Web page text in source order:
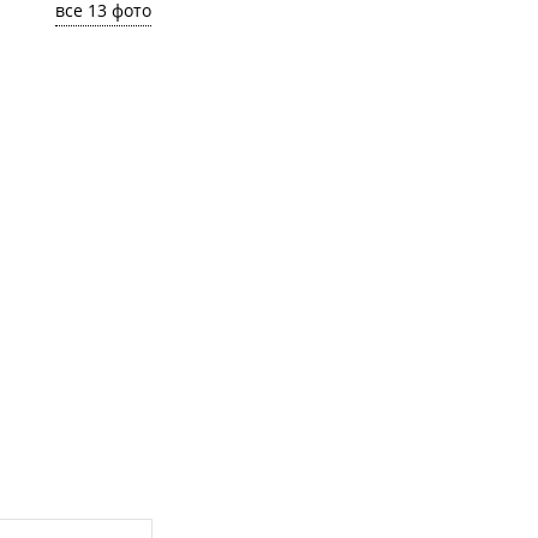
все 13 фото